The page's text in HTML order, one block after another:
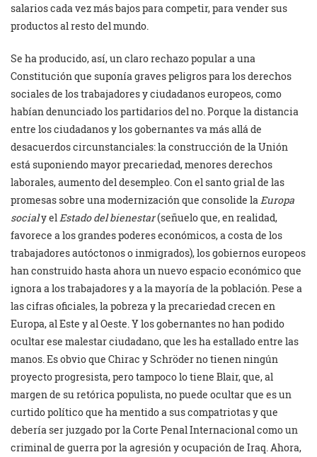
salarios cada vez más bajos para competir, para vender sus
productos al resto del mundo.
Se ha producido, así, un claro rechazo popular a una
Constitución que suponía graves peligros para los derechos
sociales de los trabajadores y ciudadanos europeos, como
habían denunciado los partidarios del no. Porque la distancia
entre los ciudadanos y los gobernantes va más allá de
desacuerdos circunstanciales: la construcción de la Unión
está suponiendo mayor precariedad, menores derechos
laborales, aumento del desempleo. Con el santo grial de las
promesas sobre una modernización que consolide laEuropa
socialy elEstado del bienestar(señuelo que, en realidad,
favorece a los grandes poderes económicos, a costa de los
trabajadores autóctonos o inmigrados), los gobiernos europeos
han construido hasta ahora un nuevo espacio económico que
ignora a los trabajadores y a la mayoría de la población. Pese a
las cifras oficiales, la pobreza y la precariedad crecen en
Europa, al Este y al Oeste. Y los gobernantes no han podido
ocultar ese malestar ciudadano, que les ha estallado entre las
manos. Es obvio que Chirac y Schröder no tienen ningún
proyecto progresista, pero tampoco lo tiene Blair, que, al
margen de su retórica populista, no puede ocultar que es un
curtido político que ha mentido a sus compatriotas y que
debería ser juzgado por la Corte Penal Internacional como un
criminal de guerra por la agresión y ocupación de Iraq. Ahora,